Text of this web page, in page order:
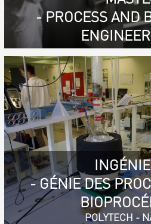
- PROCESS AND
- GÉNIE DES
POLYTECH -